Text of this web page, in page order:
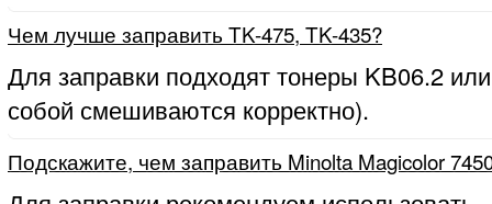
Чем лучше заправить TK-475, TK-435?
Для заправки подходят тонеры KB06.2
собой смешиваются корректно).
Подскажите, чем заправить Minolta Magicolor